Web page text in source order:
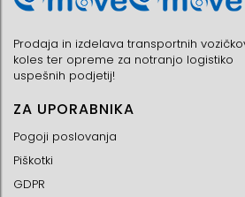
Prodaja in izdelava transportnih
koles ter opreme za notranjo logistiko
uspešnih podjetij!
ZA UPORABNIKA
Pogoji poslovanja
Piškotki
GDPR